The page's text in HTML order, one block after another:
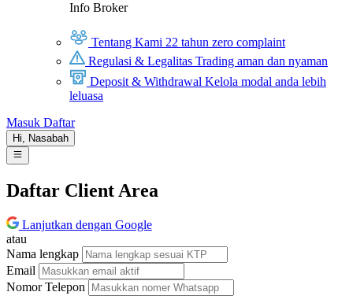
Info Broker
Tentang Kami 22 tahun zero complaint
Regulasi & Legalitas Trading aman dan nyaman
Deposit & Withdrawal Kelola modal anda lebih
leluasa
Masuk Daftar
Hi, Nasabah
Daftar Client Area
Lanjutkan dengan Google
atau
Nama lengkap
Email
Nomor Telepon